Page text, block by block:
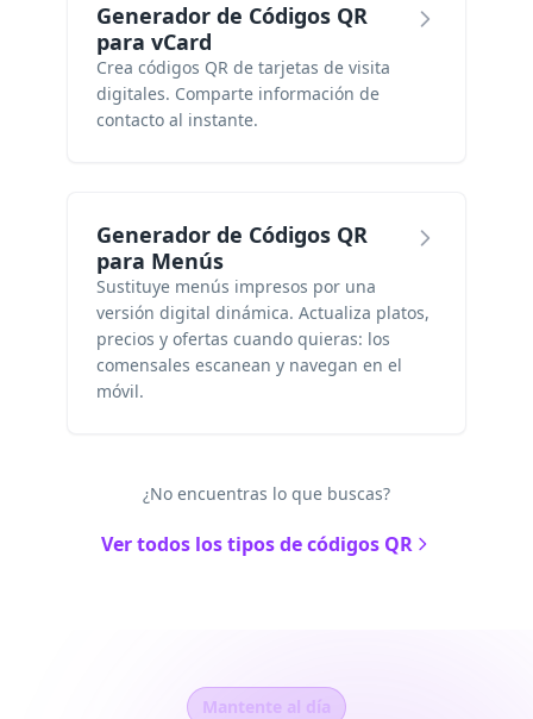
Generador de Códigos QR
para vCard
Crea códigos QR de tarjetas de visita
digitales. Comparte información de
contacto al instante.
Generador de Códigos QR
para Menús
Sustituye menús impresos por una
versión digital dinámica. Actualiza platos,
precios y ofertas cuando quieras: los
comensales escanean y navegan en el
móvil.
¿No encuentras lo que buscas?
Ver todos los tipos de códigos QR
Mantente al día